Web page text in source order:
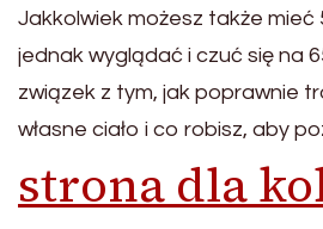
Jakkolwiek możesz także mieć
jednak wyglądać i czuć się na
związek z tym, jak poprawnie
własne ciało i co robisz, aby
strona dla